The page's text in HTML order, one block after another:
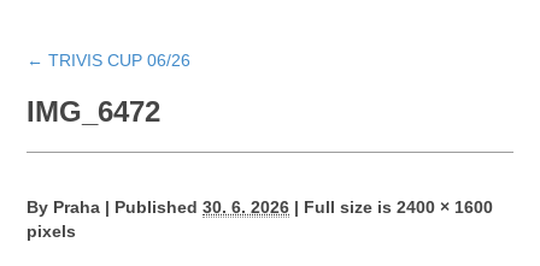
← TRIVIS CUP 06/26
IMG_6472
By Praha | Published 30. 6. 2026 | Full size is2400 × 1600
pixels